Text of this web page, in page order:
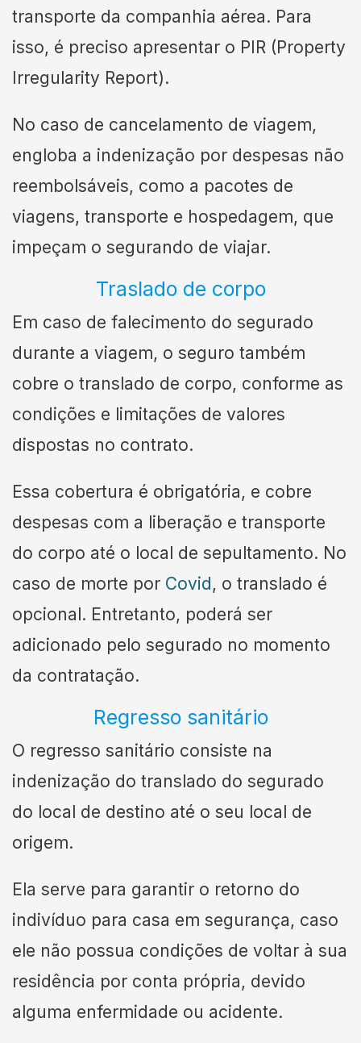
transporte da companhia aérea. Para
isso, é preciso apresentar o PIR (Property
Irregularity Report).
No caso de cancelamento de viagem,
engloba a indenização por despesas não
reembolsáveis, como a pacotes de
viagens, transporte e hospedagem, que
impeçam o segurando de viajar.
Traslado de corpo
Em caso de falecimento do segurado
durante a viagem, o seguro também
cobre o translado de corpo, conforme as
condições e limitações de valores
dispostas no contrato.
Essa cobertura é obrigatória, e cobre
despesas com a liberação e transporte
do corpo até o local de sepultamento. No
caso de morte por Covid, o translado é
opcional. Entretanto, poderá ser
adicionado pelo segurado no momento
da contratação.
Regresso sanitário
O regresso sanitário consiste na
indenização do translado do segurado
do local de destino até o seu local de
origem.
Ela serve para garantir o retorno do
indivíduo para casa em segurança, caso
ele não possua condições de voltar à sua
residência por conta própria, devido
alguma enfermidade ou acidente.